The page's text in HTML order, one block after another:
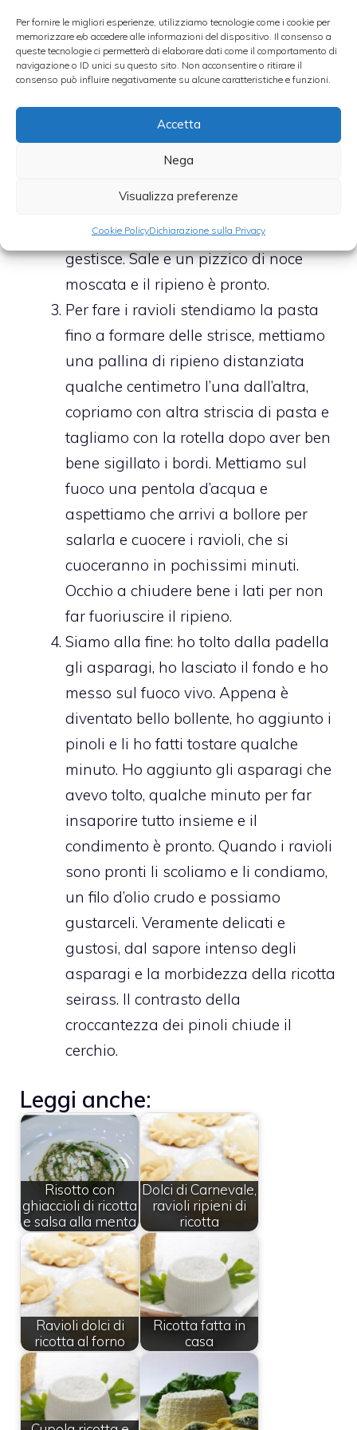
Per fornire le migliori esperienze, utilizziamo tecnologie come i cookie per
memorizzare e/o accedere alle informazioni del dispositivo. Il consenso a
queste tecnologie ci permetterà di elaborare dati come il comportamento di
navigazione o ID unici su questo sito. Non acconsentire o ritirare il
consenso può influire negativamente su alcune caratteristiche e funzioni.
Accetta
Nega
Visualizza preferenze
Cookie PolicyDichiarazione sulla Privacy
l’impasto fosse troppo morbido e
liquido, si può aggiustare con
qualche cucchiaio di parmigiano
grattugiato. Io ho fatto scolare un
poco la ricotta dall’acqua in eccesso e
gli asparagi non avevano più acqua
fuoco, quindi regoliamoci, perché un
impasto troppo acquoso poi non si
gestisce. Sale e un pizzico di noce
moscata e il ripieno è pronto.
Per fare i ravioli stendiamo la pasta
fino a formare delle strisce, mettiamo
una pallina di ripieno distanziata
qualche centimetro l’una dall’altra,
copriamo con altra striscia di pasta e
tagliamo con la rotella dopo aver ben
bene sigillato i bordi. Mettiamo sul
fuoco una pentola d’acqua e
aspettiamo che arrivi a bollore per
salarla e cuocere i ravioli, che si
cuoceranno in pochissimi minuti.
Occhio a chiudere bene i lati per non
far fuoriuscire il ripieno.
Siamo alla fine: ho tolto dalla padella
gli asparagi, ho lasciato il fondo e ho
messo sul fuoco vivo. Appena è
diventato bello bollente, ho aggiunto i
pinoli e li ho fatti tostare qualche
minuto. Ho aggiunto gli asparagi che
avevo tolto, qualche minuto per far
insaporire tutto insieme e il
condimento è pronto. Quando i ravioli
sono pronti li scoliamo e li condiamo,
un filo d’olio crudo e possiamo
gustarceli. Veramente delicati e
gustosi, dal sapore intenso degli
asparagi e la morbidezza della ricotta
seirass. Il contrasto della
croccantezza dei pinoli chiude il
cerchio.
Leggi anche:
Risotto con
ghiaccioli di ricotta
e salsa alla menta
Dolci di Carnevale,
ravioli ripieni di
ricotta
Ravioli dolci di
ricotta al forno
Ricotta fatta in
casa